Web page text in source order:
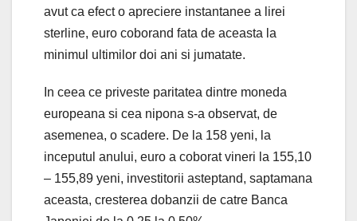
avut ca efect o apreciere instantanee a lirei
sterline, euro coborand fata de aceasta la
minimul ultimilor doi ani si jumatate.
In ceea ce priveste paritatea dintre moneda
europeana si cea nipona s-a observat, de
asemenea, o scadere. De la 158 yeni, la
inceputul anului, euro a coborat vineri la 155,10
– 155,89 yeni, investitorii asteptand, saptamana
aceasta, cresterea dobanzii de catre Banca